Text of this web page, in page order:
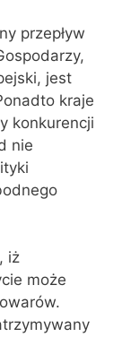
przepływ
jest
kraje
konkurencji
nie
iż
może